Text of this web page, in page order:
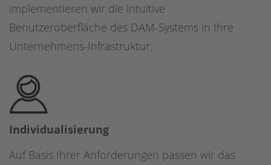
implementieren wir die intuitive
Benutzeroberfläche des DAM-Systems in Ihre
Unternehmens-Infrastruktur.
Individualisierung
Auf Basis Ihrer Anforderungen passen wir das